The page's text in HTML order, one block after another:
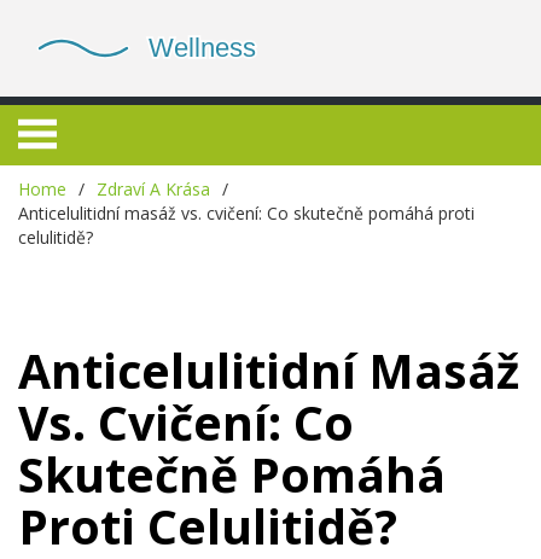
Home
Zdraví A Krása
Anticelulitidní masáž vs. cvičení: Co skutečně pomáhá proti
celulitidě?
Anticelulitidní Masáž
Vs. Cvičení: Co
Skutečně Pomáhá
Proti Celulitidě?